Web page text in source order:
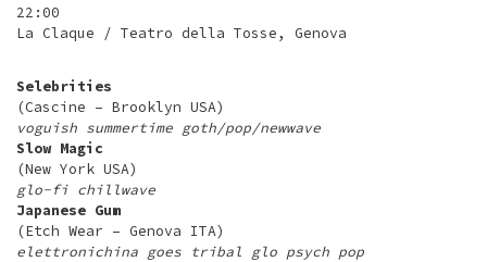
22:00
La Claque / Teatro della Tosse, Genova
Selebrities
(Cascine – Brooklyn USA)
voguish summertime goth/pop/newwave
Slow Magic
(New York USA)
glo-fi chillwave
Japanese Gum
(Etch Wear – Genova ITA)
elettronichina goes tribal glo psych pop